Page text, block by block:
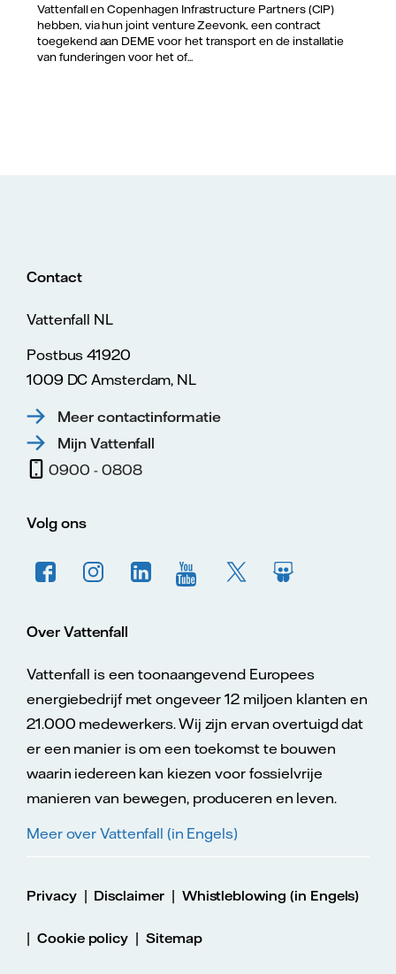
Vattenfall en Copenhagen Infrastructure Partners (CIP)
hebben, via hun joint venture Zeevonk, een contract
toegekend aan DEME voor het transport en de installatie
van funderingen voor het of...
Contact
Vattenfall NL
Postbus 41920
1009 DC Amsterdam, NL
Meer contactinformatie
Mijn Vattenfall
0900 - 0808
Volg ons
Over Vattenfall
Vattenfall is een toonaangevend Europees
energiebedrijf met ongeveer 12 miljoen klanten en
21.000 medewerkers. Wij zijn ervan overtuigd dat
er een manier is om een toekomst te bouwen
waarin iedereen kan kiezen voor fossielvrije
manieren van bewegen, produceren en leven.
Meer over Vattenfall (in Engels)
Privacy| Disclaimer| Whistleblowing (in Engels)
| Cookie policy | Sitemap